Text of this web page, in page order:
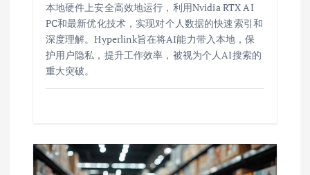
本地硬件上安全高效地运行，利用Nvidia RTX AI
PC和最新优化技术，实现对个人数据的快速索引和
深度理解。Hyperlink旨在将AI能力带入本地，保
护用户隐私，提升工作效率，被视为个人AI搜索的
重大突破。